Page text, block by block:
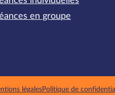
en groupe
légalesPolitique de